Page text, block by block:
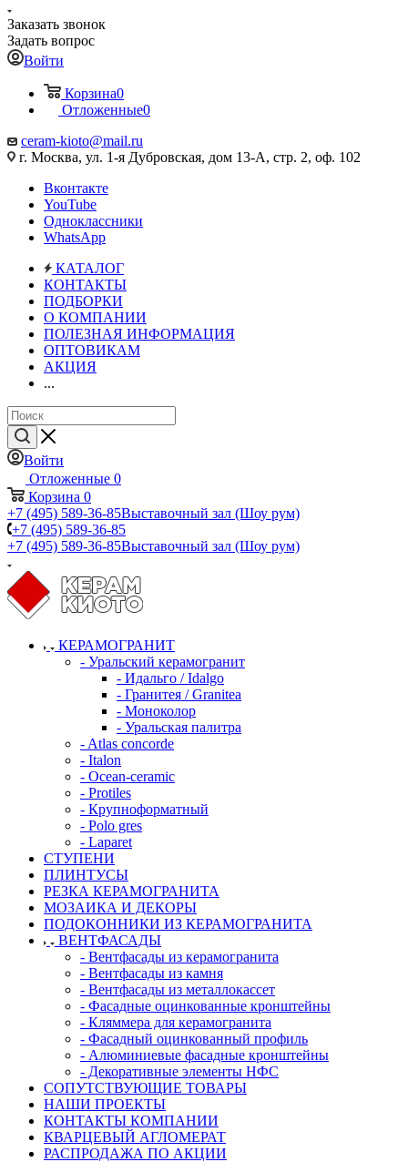
Заказать звонок
Задать вопрос
Войти
Корзина0
Отложенные0
ceram-kioto@mail.ru
г. Москва, ул. 1-я Дубровская, дом 13-А, стр. 2, оф. 102
Вконтакте
YouTube
Одноклассники
WhatsApp
КАТАЛОГ
КОНТАКТЫ
ПОДБОРКИ
О КОМПАНИИ
ПОЛЕЗНАЯ ИНФОРМАЦИЯ
ОПТОВИКАМ
АКЦИЯ
...
Войти
Отложенные 0
Корзина 0
+7 (495) 589-36-85Выставочный зал (Шоу рум)
+7 (495) 589-36-85
+7 (495) 589-36-85Выставочный зал (Шоу рум)
КЕРАМОГРАНИТ
- Уральский керамогранит
- Идальго / Idalgo
- Гранитея / Granitea
- Моноколор
- Уральская палитра
- Atlas concorde
- Italon
- Ocean-ceramic
- Protiles
- Крупноформатный
- Polo gres
- Laparet
СТУПЕНИ
ПЛИНТУСЫ
РЕЗКА КЕРАМОГРАНИТА
МОЗАИКА И ДЕКОРЫ
ПОДОКОННИКИ ИЗ КЕРАМОГРАНИТА
ВЕНТФАСАДЫ
- Вентфасады из керамогранита
- Вентфасады из камня
- Вентфасады из металлокассет
- Фасадные оцинкованные кронштейны
- Кляммера для керамогранита
- Фасадный оцинкованный профиль
- Алюминиевые фасадные кронштейны
- Декоративные элементы НФС
СОПУТСТВУЮЩИЕ ТОВАРЫ
НАШИ ПРОЕКТЫ
КОНТАКТЫ КОМПАНИИ
КВАРЦЕВЫЙ АГЛОМЕРАТ
РАСПРОДАЖА ПО АКЦИИ